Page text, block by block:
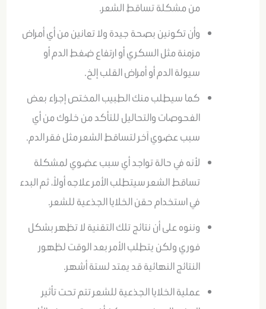
من مشكلة تساقط الشعر.
وأن تكونين بصحة جيدة ولا تعانين من أي أمراض
مزمنة مثل السكري أو ارتفاع ضغط الدم أو
سيولة الدم أو أمراض القلب إلخ.
كما سيطلب منك الطبيب المختص إجراء بعض
الفحوصات والتحاليل للتأكد من خلوك من أي
سبب عضوي آخر لتساقط الشعر مثل فقر الدم.
لأنه في حالة تواجد أي سبب عضوي لمشكلة
تساقط الشعر سيتطلب الأمر علاجه أولاً، ثم البدء
في استخدام حقن الخلايا الجذعية للشعر.
وننوه على أن نتائج تلك التقنية لا تظهر بشكل
فوري ولكن يتطلب الأمر بعد الوقت لظهور
النتائج النهائية قد يمتد لستة أشهر.
عملية الخلايا الجذعية للشعر تتم تحت تأثير